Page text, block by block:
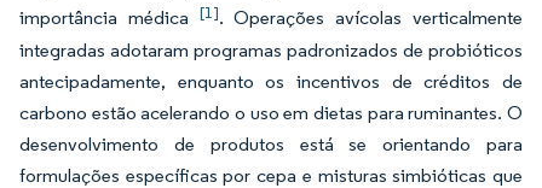
importância médica [1]. Operações avícolas verticalmente
integradas adotaram programas padronizados de probióticos
antecipadamente, enquanto os incentivos de créditos de
carbono estão acelerando o uso em dietas para ruminantes. O
desenvolvimento de produtos está se orientando para
formulações específicas por cepa e misturas simbióticas que